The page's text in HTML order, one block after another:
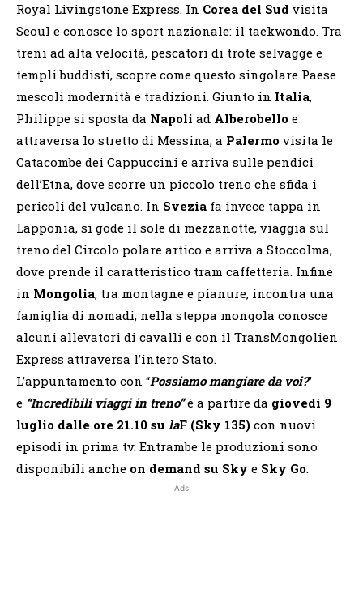
Royal Livingstone Express. In Corea del Sud visita
Seoul e conosce lo sport nazionale: il taekwondo. Tra
treni ad alta velocità, pescatori di trote selvagge e
templi buddisti, scopre come questo singolare Paese
mescoli modernità e tradizioni. Giunto in Italia,
Philippe si sposta da Napoli ad Alberobello e
attraversa lo stretto di Messina; a Palermo visita le
Catacombe dei Cappuccini e arriva sulle pendici
dell’Etna, dove scorre un piccolo treno che sfida i
pericoli del vulcano. In Svezia fa invece tappa in
Lapponia, si gode il sole di mezzanotte, viaggia sul
treno del Circolo polare artico e arriva a Stoccolma,
dove prende il caratteristico tram caffetteria. Infine
in Mongolia, tra montagne e pianure, incontra una
famiglia di nomadi, nella steppa mongola conosce
alcuni allevatori di cavalli e con il TransMongolien
Express attraversa l’intero Stato.
L’appuntamento con “Possiamo mangiare da voi?”
e “Incredibili viaggi in treno”è a partire da giovedì 9
luglio dalle ore 21.10 su laF (Sky 135) con nuovi
episodi in prima tv. Entrambe le produzioni sono
disponibili anche on demand su Sky e Sky Go.
Ads